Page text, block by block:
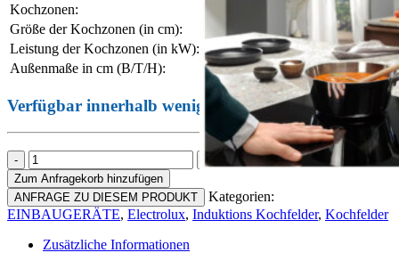
Kochzonen:
4 Induktions-Kochzonen
Größe der Kochzonen (in cm):
1 x 21 / 1 x 14,5 / 2 x 18
Leistung der Kochzonen (in kW):
1 x 2,3 (3,7) / 1 x 1,4
Außenmaße in cm (B/T/H):
57,6 / 50,6 / 4,6
Verfügbar innerhalb weniger Tage
Electrolux
LIT60433M
Menge
Zum Anfragekorb hinzufügen
ANFRAGE ZU DIESEM PRODUKT
Kategorien:
EINBAUGERÄTE, Electrolux, Induktions Kochfelder, Kochfelder
Zusätzliche Informationen